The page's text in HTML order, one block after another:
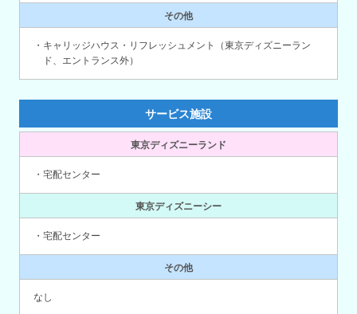
その他
・キャリッジハウス・リフレッシュメント（東京ディズニーラン
ド、エントランス外）
サービス施設
東京ディズニーランド
・宅配センター
東京ディズニーシー
・宅配センター
その他
なし